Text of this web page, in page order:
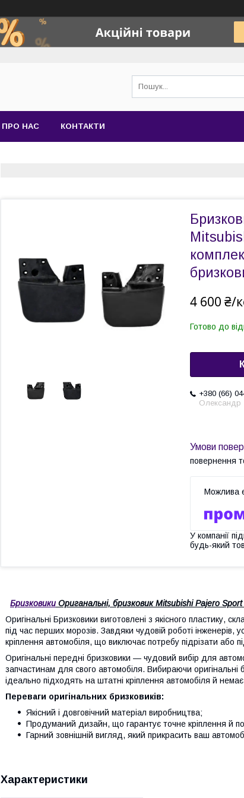
ПРО НАС КОНТАКТИ
4 600 ₴/
Готово до
+380 (66)
Олександр
повернення
У компанії
будь-який
Бризковики Ориганальні, бризковик Mitsubishi Pajero
Оригінальні Бризковики виготовлені з якісного пластику,
під час перших морозів. Завдяки чудовій роботі інженерів,
кріплення автомобіля, що виключає потребу підрізати або
Оригінальні передні бризковики — чудовий вибір для
запчастинам для свого автомобіля. Вибираючи
ідеально підходять на штатні кріплення автомобіля й
Переваги оригінальних бризковиків:
Якісний і довговічний матеріал виробництва;
Продуманий дизайн, що гарантує точне кріплення й
Гарний зовнішній вигляд, який прикрасить ваш
Характеристики